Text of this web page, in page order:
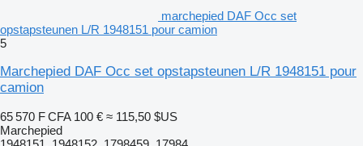
marchepied DAF Occ set
opstapsteunen L/R 1948151 pour camion
5
Marchepied DAF Occ set opstapsteunen L/R 1948151 pour
camion
65 570 F CFA 100 € ≈ 115,50 $US
Marchepied